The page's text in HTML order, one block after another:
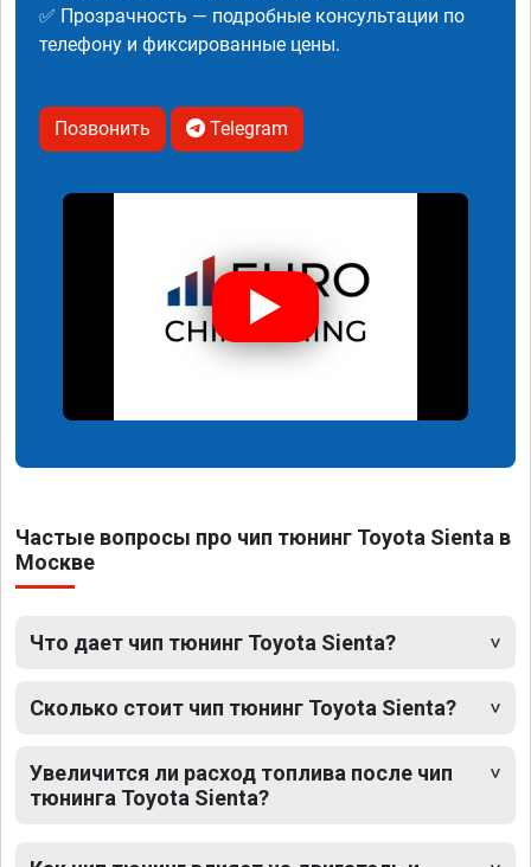
✅ Прозрачность — подробные консультации по
телефону и фиксированные цены.
Позвонить Telegram
Частые вопросы про чип тюнинг Toyota Sienta в
Москве
Что дает чип тюнинг Toyota Sienta?
Сколько стоит чип тюнинг Toyota Sienta?
Увеличится ли расход топлива после чип
тюнинга Toyota Sienta?